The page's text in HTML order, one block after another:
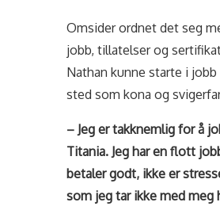
Omsider ordnet det seg
jobb, tillatelser og
Nathan kunne starte i jobb
sted som kona og
– Jeg er takknemlig for å
Titania. Jeg har en flott
betaler godt, ikke er
som jeg tar ikke med meg